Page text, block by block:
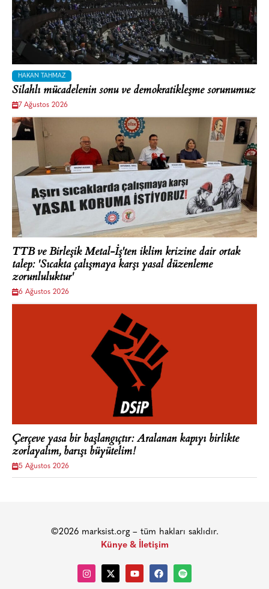
HAKAN TAHMAZ
Silahlı mücadelenin sonu ve demokratikleşme sorunumuz
7 Ağustos 2026
TTB ve Birleşik Metal-İş'ten iklim krizine dair ortak
talep: 'Sıcakta çalışmaya karşı yasal düzenleme
zorunluluktur'
6 Ağustos 2026
Çerçeve yasa bir başlangıçtır: Aralanan kapıyı birlikte
zorlayalım, barışı büyütelim!
5 Ağustos 2026
©2026 marksist.org – tüm hakları saklıdır.
Künye & İletişim